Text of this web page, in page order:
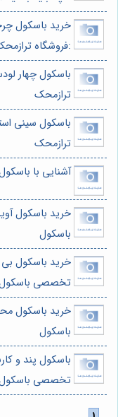
خرید باسکول
:فروشگاه ترازمحک
باسکول چهار
ترازمحک
باسکول سینی
ترازمحک
آشنایی با
خرید باسکول
باسکول
خرید باسکول بی
تخصصی باسکول
خرید باسکول
باسکول
باسکول پند و
تخصصی باسکول